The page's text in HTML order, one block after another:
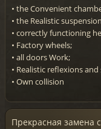
• the Convenient
• the Realistic
• correctly functioning
• Factory wheels;
• all doors Work;
• Realistic reflexions and
• Own collision
Прекрасная замена